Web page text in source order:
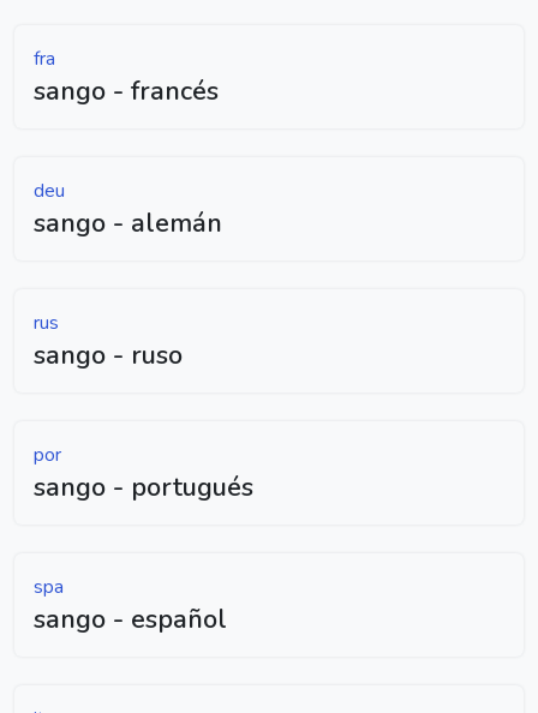
fra
sango - francés
deu
sango - alemán
rus
sango - ruso
por
sango - portugués
spa
sango - español